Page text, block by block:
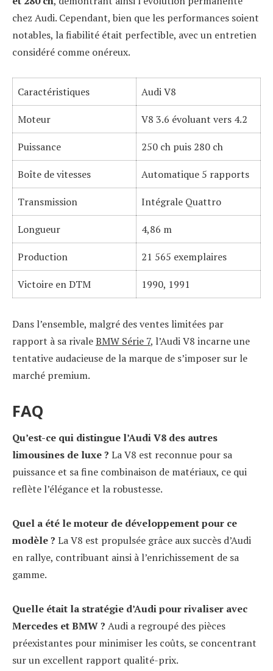
chez Audi. Cependant, bien que les performances soient
notables, la fiabilité était perfectible, avec un entretien
considéré comme onéreux.
Caractéristiques Audi V8
Moteur V8 3.6 évoluant vers 4.2
Puissance 250 ch puis 280 ch
Boîte de vitesses Automatique 5 rapports
Transmission Intégrale Quattro
Longueur 4,86 m
Production 21 565 exemplaires
Victoire en DTM 1990, 1991
Dans l’ensemble, malgré des ventes limitées par
rapport à sa rivaleBMW Série 7, l’Audi V8 incarne une
tentative audacieuse de la marque de s’imposer sur le
marché premium.
FAQ
Qu’est-ce qui distingue l’Audi V8 des autres
limousines de luxe ? La V8 est reconnue pour sa
puissance et sa fine combinaison de matériaux, ce qui
reflète l’élégance et la robustesse.
Quel a été le moteur de développement pour ce
modèle ? La V8 est propulsée grâce aux succès d’Audi
en rallye, contribuant ainsi à l’enrichissement de sa
gamme.
Quelle était la stratégie d’Audi pour rivaliser avec
Mercedes et BMW ? Audi a regroupé des pièces
préexistantes pour minimiser les coûts, se concentrant
sur un excellent rapport qualité-prix.